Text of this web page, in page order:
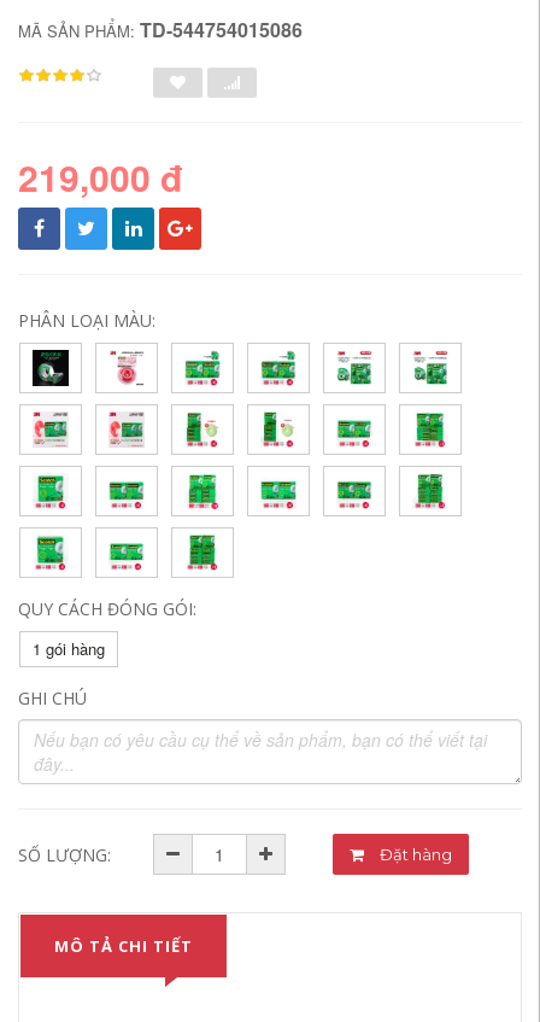
MÃ SẢN PHẨM: TD-544754015086
219,000 đ
PHÂN LOẠI MÀU:
QUY CÁCH ĐÓNG GÓI:
1 gói hàng
GHI CHÚ
SỐ LƯỢNG: Đặt hàng
MÔ TẢ CHI TIẾT